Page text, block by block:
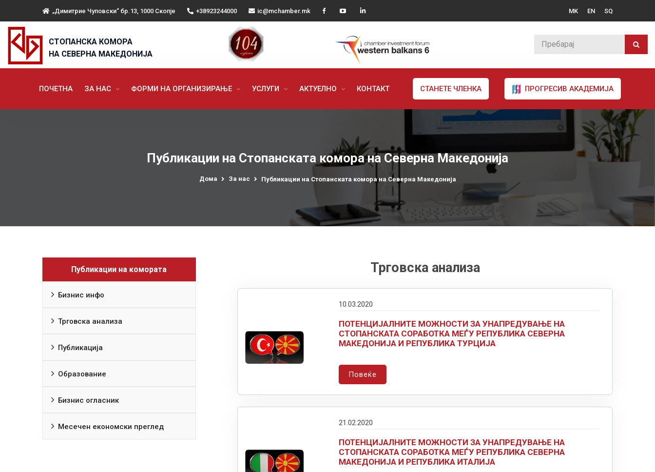
„Димитрие Чуповски“ бр.13, 1000 Скопје +38923244000 ic@mchamber.mk MK EN SQ
СТОПАНСКА КОМОРА
НА СЕВЕРНА МАКЕДОНИЈА
ПОЧЕТНА ЗА НАС ФОРМИ НА ОРГАНИЗИРАЊЕ УСЛУГИ АКТУЕЛНО КОНТАКТ СТАНЕТЕ ЧЛЕНКА ПРОГРЕСИВ АКАДЕМИЈА
Публикации на Стопанската комора на Северна Македонија
Дома За нас Публикации на Стопанската комора на Северна Македонија
Публикации на комората
Бизнис инфо
Трговска анализа
Публикација
Образование
Бизнис огласник
Месечен економски преглед
Трговска анализа
10.03.2020
ПОТЕНЦИЈАЛНИТЕ МОЖНОСТИ ЗА УНАПРЕДУВАЊЕ НА
СТОПАНСКАТА СОРАБОТКА МЕЃУ РЕПУБЛИКА СЕВЕРНА
МАКЕДОНИЈА И РЕПУБЛИКА ТУРЦИЈА
Повеќе
21.02.2020
ПОТЕНЦИЈАЛНИТЕ МОЖНОСТИ ЗА УНАПРЕДУВАЊЕ НА
СТОПАНСКАТА СОРАБОТКА МЕЃУ РЕПУБЛИКА СЕВЕРНА
МАКЕДОНИЈА И РЕПУБЛИКА ИТАЛИЈА